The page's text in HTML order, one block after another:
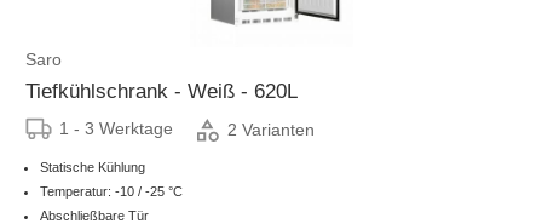
Saro
Tiefkühlschrank - Weiß - 620L
1 - 3 Werktage 2 Varianten
Statische Kühlung
Temperatur: -10 / -25 °C
Abschließbare Tür